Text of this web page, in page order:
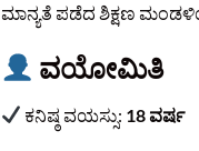
ಮಾನ್ಯತೆ ಪಡೆದ ಶಿಕ್ಷಣ
ವಯೋಮಿತಿ
ಕನಿಷ್ಠ ವಯಸ್ಸು: 18 ವರ್ಷ